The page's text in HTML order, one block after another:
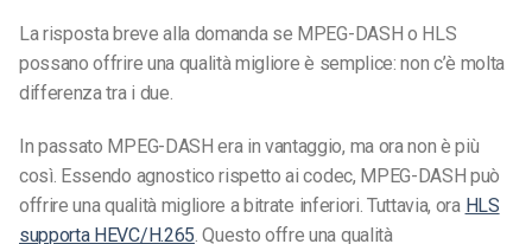
La risposta breve alla domanda se MPEG-DASH o HLS
possano offrire una qualità migliore è semplice: non c’è molta
differenza tra i due.
In passato MPEG-DASH era in vantaggio, ma ora non è più
così. Essendo agnostico rispetto ai codec, MPEG-DASH può
offrire una qualità migliore a bitrate inferiori. Tuttavia, ora HLS
supporta HEVC/H.265. Questo offre una qualità